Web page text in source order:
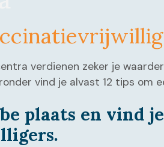
verdienen zeker je
vind je alvast 12 tips om
plaats en vind je